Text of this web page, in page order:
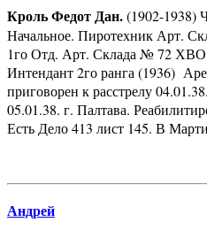
Кроль Федот Дан.(1902-1938)
Начальное. Пиротехник Арт.
1го Отд. Арт. Склада № 72 ХВО
Интендант 2го ранга (1936)
приговорен к расстрелу
05.01.38. г. Палтава.
Есть Дело 413 лист 145. В
Андрей